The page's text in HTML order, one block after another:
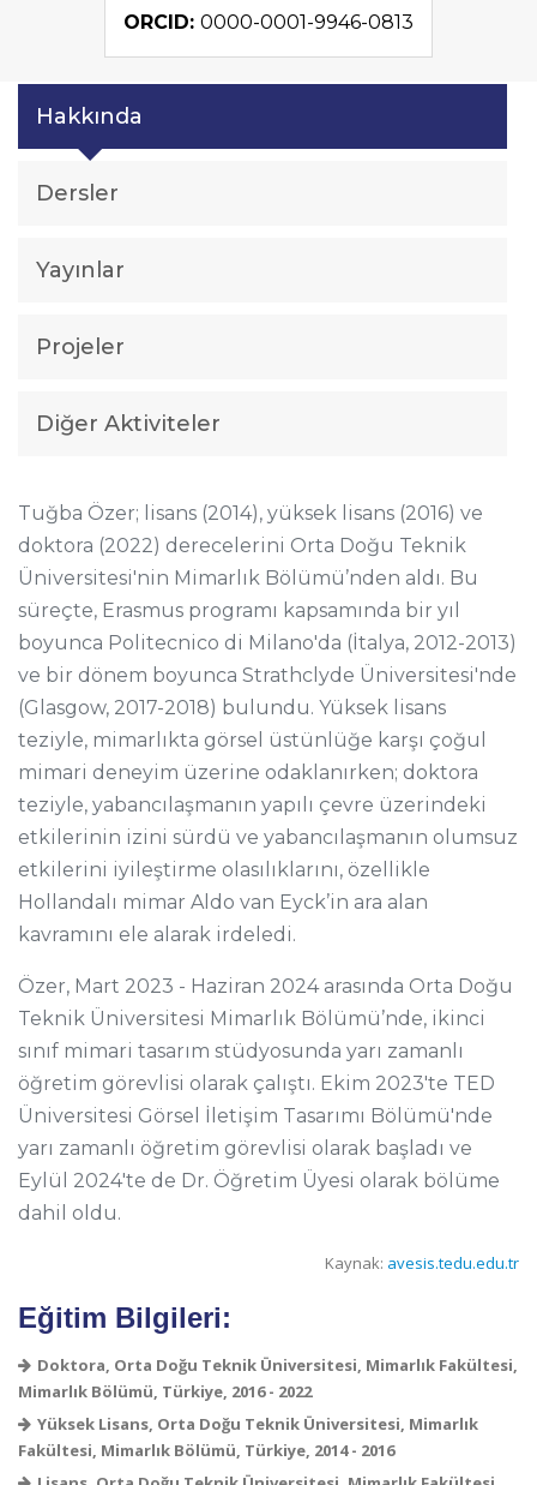
ORCID: 0000-0001-9946-0813
Hakkında
Dersler
Yayınlar
Projeler
Diğer Aktiviteler
Tuğba Özer; lisans (2014), yüksek lisans (2016) ve
doktora (2022) derecelerini Orta Doğu Teknik
Üniversitesi'nin Mimarlık Bölümü’nden aldı. Bu
süreçte, Erasmus programı kapsamında bir yıl
boyunca Politecnico di Milano'da (İtalya, 2012-2013)
ve bir dönem boyunca Strathclyde Üniversitesi'nde
(Glasgow, 2017-2018) bulundu. Yüksek lisans
teziyle, mimarlıkta görsel üstünlüğe karşı çoğul
mimari deneyim üzerine odaklanırken; doktora
teziyle, yabancılaşmanın yapılı çevre üzerindeki
etkilerinin izini sürdü ve yabancılaşmanın olumsuz
etkilerini iyileştirme olasılıklarını, özellikle
Hollandalı mimar Aldo van Eyck’in ara alan
kavramını ele alarak irdeledi.
Özer, Mart 2023 - Haziran 2024 arasında Orta Doğu
Teknik Üniversitesi Mimarlık Bölümü’nde, ikinci
sınıf mimari tasarım stüdyosunda yarı zamanlı
öğretim görevlisi olarak çalıştı. Ekim 2023'te TED
Üniversitesi Görsel İletişim Tasarımı Bölümü'nde
yarı zamanlı öğretim görevlisi olarak başladı ve
Eylül 2024'te de Dr. Öğretim Üyesi olarak bölüme
dahil oldu.